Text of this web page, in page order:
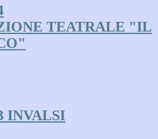
TEATRALE "IL
INVALSI